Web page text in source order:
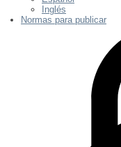
Inglés
Normas para publicar